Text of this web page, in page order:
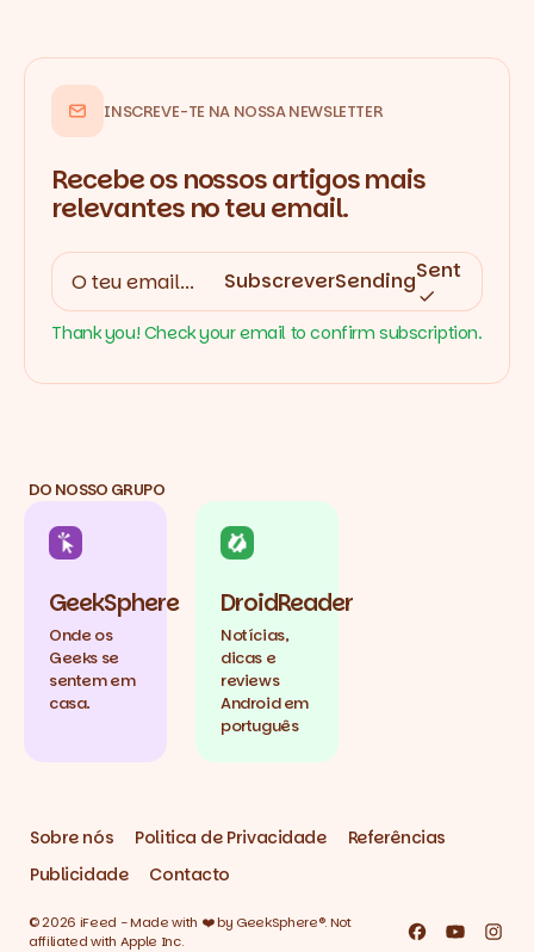
INSCREVE-TE NA NOSSA NEWSLETTER
Recebe os nossos artigos mais
relevantes no teu email.
SubscreverSendingSent
Thank you! Check your email to confirm subscription.
DO NOSSO GRUPO
GeekSphere
Onde os
Geeks se
sentem em
casa.
DroidReader
Notícias,
dicas e
reviews
Android em
português
Sobre nós Politica de Privacidade
Referências
Publicidade
Contacto
© 2026 iFeed - Made with ❤️ by GeekSphere®. Not
affiliated with Apple Inc.
Facebook
YouTube